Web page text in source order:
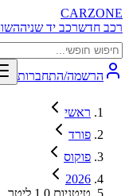
CARZONE
רכב חדשרכב יד שניה
הרשמה/התחברות
ראשי
פורד
פוקוס
2026
טיטניום 1.0 ליטר